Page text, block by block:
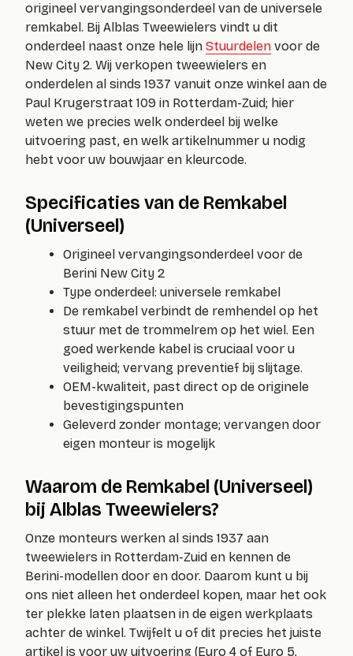
origineel vervangingsonderdeel van de universele
remkabel. Bij Alblas Tweewielers vindt u dit
onderdeel naast onze hele lijn Stuurdelen voor de
New City 2. Wij verkopen tweewielers en
onderdelen al sinds 1937 vanuit onze winkel aan de
Paul Krugerstraat 109 in Rotterdam-Zuid; hier
weten we precies welk onderdeel bij welke
uitvoering past, en welk artikelnummer u nodig
hebt voor uw bouwjaar en kleurcode.
Specificaties van de Remkabel
(Universeel)
Origineel vervangingsonderdeel voor de
Berini New City 2
Type onderdeel: universele remkabel
De remkabel verbindt de remhendel op het
stuur met de trommelrem op het wiel. Een
goed werkende kabel is cruciaal voor u
veiligheid; vervang preventief bij slijtage.
OEM-kwaliteit, past direct op de originele
bevestigingspunten
Geleverd zonder montage; vervangen door
eigen monteur is mogelijk
Waarom de Remkabel (Universeel)
bij Alblas Tweewielers?
Onze monteurs werken al sinds 1937 aan
tweewielers in Rotterdam-Zuid en kennen de
Berini-modellen door en door. Daarom kunt u bij
ons niet alleen het onderdeel kopen, maar het ook
ter plekke laten plaatsen in de eigen werkplaats
achter de winkel. Twijfelt u of dit precies het juiste
artikel is voor uw uitvoering (Euro 4 of Euro 5,